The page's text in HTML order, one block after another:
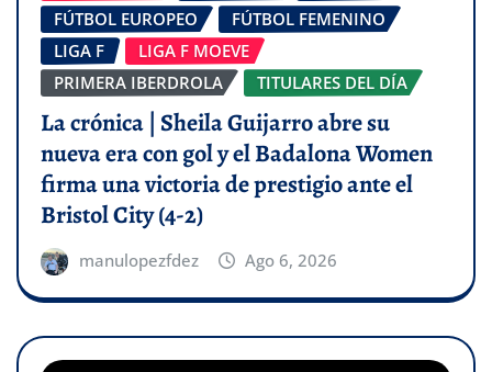
FÚTBOL EUROPEO
FÚTBOL FEMENINO
LIGA F
LIGA F MOEVE
PRIMERA IBERDROLA
TITULARES DEL DÍA
La crónica | Sheila Guijarro abre su
nueva era con gol y el Badalona Women
firma una victoria de prestigio ante el
Bristol City (4-2)
manulopezfdez Ago 6, 2026